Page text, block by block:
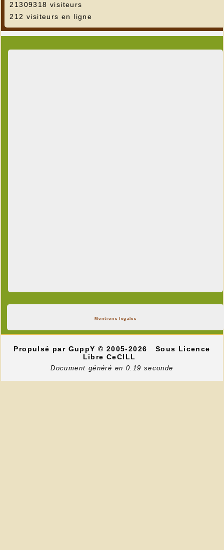
21309318 visiteurs
212 visiteurs en ligne
Mentions légales
Propulsé par GuppY© 2005-2026
Sous Licence
Libre CeCILL
Document généré en 0.19 seconde